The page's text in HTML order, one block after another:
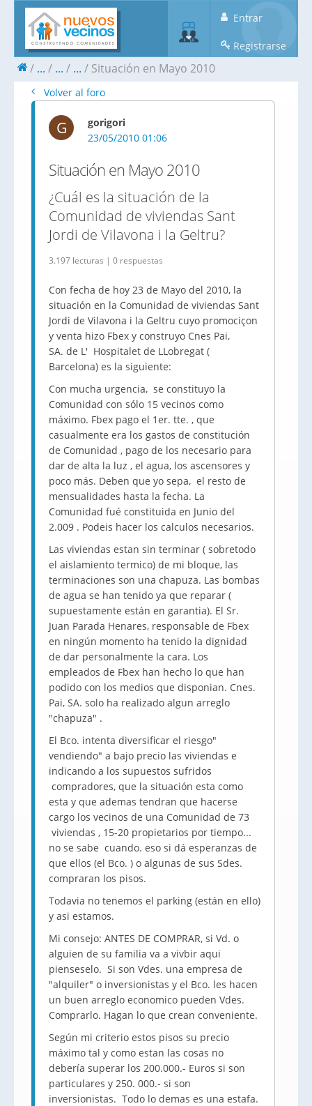
Entrar
Registrarse
... ... ... Situación en Mayo 2010
Volver al foro
G
gorigori
23/05/2010 01:06
Situación en Mayo 2010
¿Cuál es la situación de la
Comunidad de viviendas Sant
Jordi de Vilavona i la Geltru?
3.197 lecturas | 0 respuestas
Con fecha de hoy 23 de Mayo del 2010, la
situación en la Comunidad de viviendas Sant
Jordi de Vilavona i la Geltru cuyo promociçon
y venta hizo Fbex y construyo Cnes Pai,
SA. de L' Hospitalet de LLobregat (
Barcelona) es la siguiente:
Con mucha urgencia, se constituyo la
Comunidad con sólo 15 vecinos como
máximo. Fbex pago el 1er. tte. , que
casualmente era los gastos de constitución
de Comunidad , pago de los necesario para
dar de alta la luz , el agua, los ascensores y
poco más. Deben que yo sepa, el resto de
mensualidades hasta la fecha. La
Comunidad fué constituida en Junio del
2.009 . Podeis hacer los calculos necesarios.
Las viviendas estan sin terminar ( sobretodo
el aislamiento termico) de mi bloque, las
terminaciones son una chapuza. Las bombas
de agua se han tenido ya que reparar (
supuestamente están en garantia). El Sr.
Juan Parada Henares, responsable de Fbex
en ningún momento ha tenido la dignidad
de dar personalmente la cara. Los
empleados de Fbex han hecho lo que han
podido con los medios que disponian. Cnes.
Pai, SA. solo ha realizado algun arreglo
"chapuza" .
El Bco. intenta diversificar el riesgo"
vendiendo" a bajo precio las viviendas e
indicando a los supuestos sufridos
compradores, que la situación esta como
esta y que ademas tendran que hacerse
cargo los vecinos de una Comunidad de 73
viviendas , 15-20 propietarios por tiempo...
no se sabe cuando. eso si dá esperanzas de
que ellos (el Bco. ) o algunas de sus Sdes.
compraran los pisos.
Todavia no tenemos el parking (están en ello)
y asi estamos.
Mi consejo: ANTES DE COMPRAR, si Vd. o
alguien de su familia va a vivbir aqui
pienseselo. Si son Vdes. una empresa de
"alquiler" o inversionistas y el Bco. les hacen
un buen arreglo economico pueden Vdes.
Comprarlo. Hagan lo que crean conveniente.
Según mi criterio estos pisos su precio
máximo tal y como estan las cosas no
debería superar los 200.000.- Euros si son
particulares y 250. 000.- si son
inversionistas. Todo lo demas es una estafa.